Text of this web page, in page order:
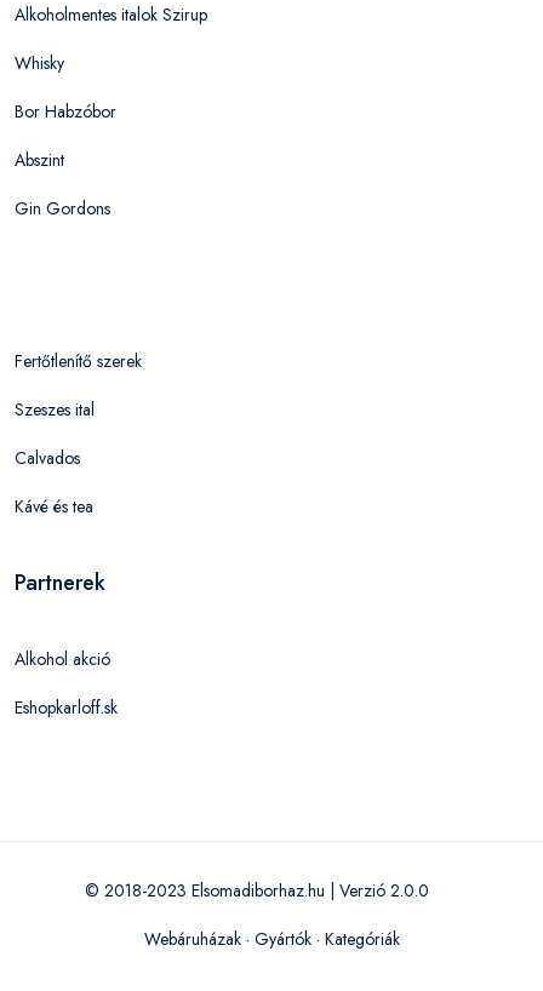
Alkoholmentes italok Szirup
Whisky
Bor Habzóbor
Abszint
Gin Gordons
Fertőtlenítő szerek
Szeszes ital
Calvados
Kávé és tea
Partnerek
Alkohol akció
Eshopkarloff.sk
© 2018-2023 Elsomadiborhaz.hu | Verzió 2.0.0
Webáruházak· Gyártók· Kategóriák